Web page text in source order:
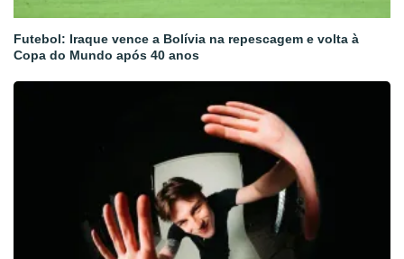
Futebol: Iraque vence a Bolívia na repescagem e volta à
Copa do Mundo após 40 anos